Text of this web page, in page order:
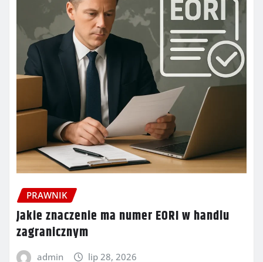
PRAWNIK
Jakie znaczenie ma numer EORI w handlu
zagranicznym
admin lip 28, 2026